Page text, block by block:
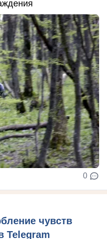
0
чувств
Telegram